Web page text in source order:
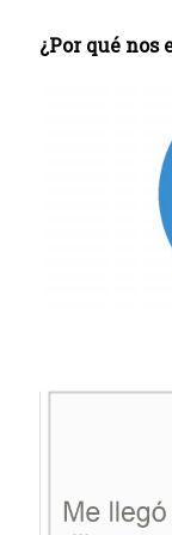
¿Por qué nos